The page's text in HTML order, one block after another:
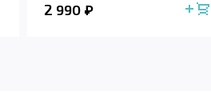
2 990